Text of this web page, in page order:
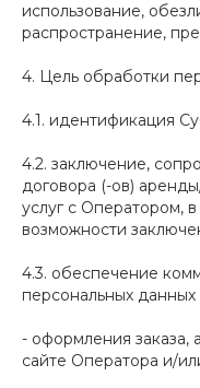
использование,
распространение,
4. Цель обработки
4.1. идентификация
4.2. заключение,
договора (-ов)
услуг с Оператором,
возможности
4.3. обеспечение
персональных
- оформления заказа,
сайте Оператора и/